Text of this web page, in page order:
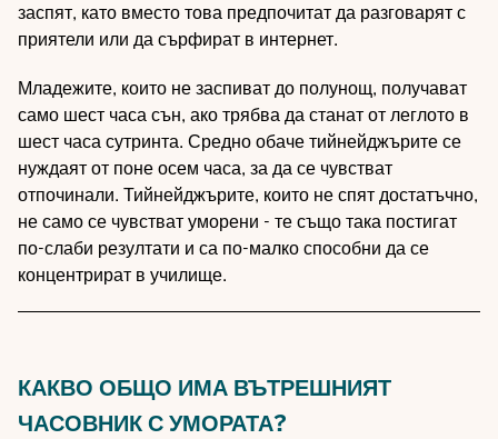
заспят, като вместо това предпочитат да разговарят с
приятели или да сърфират в интернет.
Младежите, които не заспиват до полунощ, получават
само шест часа сън, ако трябва да станат от леглото в
шест часа сутринта. Средно обаче тийнейджърите се
нуждаят от поне осем часа, за да се чувстват
отпочинали. Тийнейджърите, които не спят достатъчно,
не само се чувстват уморени - те също така постигат
по-слаби резултати и са по-малко способни да се
концентрират в училище.
КАКВО ОБЩО ИМА ВЪТРЕШНИЯТ
ЧАСОВНИК С УМОРАТА?